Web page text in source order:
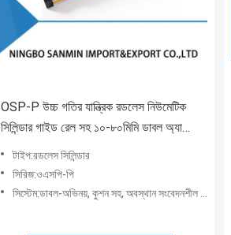
OSP-P উচ্চ গতির যান্ত্রিক রডলেস নিউমেটিক
সিলিন্ডার গাইড রেল সহ ১০-৮০মিমি ডাবল অ্যাক্টিং
শিল্প মেশিনের জন্য
টাইপ:রডলেস সিলিন্ডার
সিরিজ:ওএসপি-পি
সিস্টেম:ডাবল-অভিনয়, কুশন সহ, অবস্থান সংবেদনশীল ক্ষমতা